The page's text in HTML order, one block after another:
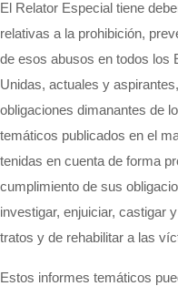
El Relator Especial tiene
relativas a la prohibición,
de esos abusos en todos los
Unidas, actuales y
obligaciones dimanantes de
temáticos publicados en el
tenidas en cuenta de forma
cumplimiento de sus
investigar, enjuiciar, castigar
tratos y de rehabilitar a las
Estos informes temáticos